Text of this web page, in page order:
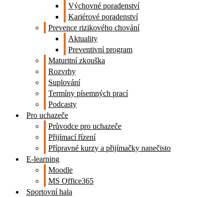
Výchovné poradenství
Kariérové poradenství
Prevence rizikového chování
Aktuality
Preventivní program
Maturitní zkouška
Rozvrhy
Suplování
Termíny písemných prací
Podcasty
Pro uchazeče
Průvodce pro uchazeče
Přijímací řízení
Přípravné kurzy a přijímačky nanečisto
E-learning
Moodle
MS Office365
Sportovní hala